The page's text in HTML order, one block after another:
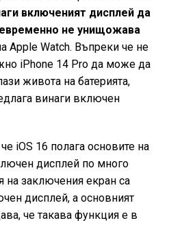
включеният дисплей да
не унищожава
Apple Watch. Въпреки че не
iPhone 14 Pro да може да
живота на батерията,
винаги включен
iOS 16 полага основите на
дисплей по много
на заключения екран са
дисплей, а основният
че такава функция е в